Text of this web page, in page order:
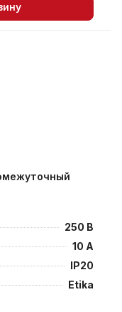
250 В
10 А
IP20
Etika